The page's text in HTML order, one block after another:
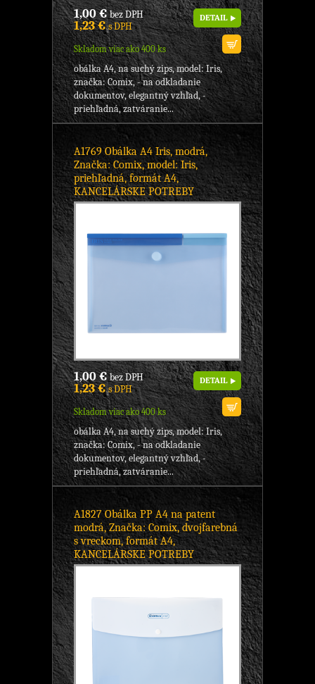
1,00 €bez DPH
1,23 €s DPH
Skladom viac ako 400 ks
DETAIL
obálka A4, na suchý zips, model: Iris,
značka: Comix, - na odkladanie
dokumentov, elegantný vzhľad, -
priehľadná, zatváranie...
A1769 Obálka A4 Iris, modrá,
Značka: Comix, model: Iris,
priehľadná, formát A4,
KANCELÁRSKE POTREBY
1,00 €bez DPH
1,23 €s DPH
Skladom viac ako 400 ks
DETAIL
obálka A4, na suchý zips, model: Iris,
značka: Comix, - na odkladanie
dokumentov, elegantný vzhľad, -
priehľadná, zatváranie...
A1827 Obálka PP A4 na patent
modrá, Značka: Comix, dvojfarebná
s vreckom, formát A4,
KANCELÁRSKE POTREBY